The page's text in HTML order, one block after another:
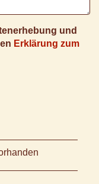
und
Erklärung zum